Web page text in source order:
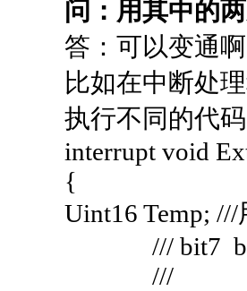
问：用其中的
答：可以变通
比如在中断处
执行不同的代码
interrupt void
{
Uint16 Temp;
/// bit7
/// Eint5